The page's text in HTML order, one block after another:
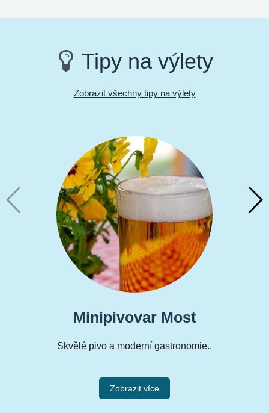
Tipy na výlety
Zobrazit všechny tipy na výlety
Minipivovar Most
Skvělé pivo a moderní gastronomie..
Zobrazit více